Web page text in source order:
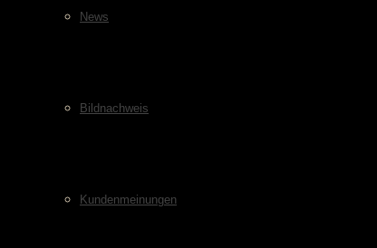
News
Bildnachweis
Kundenmeinungen